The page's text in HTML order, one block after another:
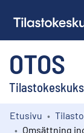
OTOS
Kokoelmat
Etusivu